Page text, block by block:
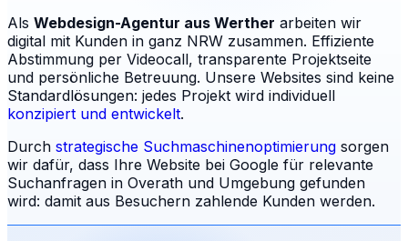
Als Webdesign-Agentur aus Werther arbeiten wir
digital mit Kunden in ganz NRW zusammen. Effiziente
Abstimmung per Videocall, transparente Projektseite
und persönliche Betreuung. Unsere Websites sind keine
Standardlösungen: jedes Projekt wird individuell
konzipiert und entwickelt.
Durch strategische Suchmaschinenoptimierung sorgen
wir dafür, dass Ihre Website bei Google für relevante
Suchanfragen in Overath und Umgebung gefunden
wird: damit aus Besuchern zahlende Kunden werden.